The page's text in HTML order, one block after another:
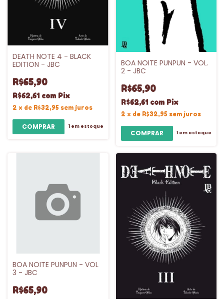
DEATH NOTE 4 - BLACK
EDITION - JBC
R$65,90
R$62,61 com Pix
2 x de R$32,95 sem juros
1 em estoque
BOA NOITE PUNPUN - VOL.
2 - JBC
R$65,90
R$62,61 com Pix
2 x de R$32,95 sem juros
1 em estoque
BOA NOITE PUNPUN - VOL
3 - JBC
R$65,90